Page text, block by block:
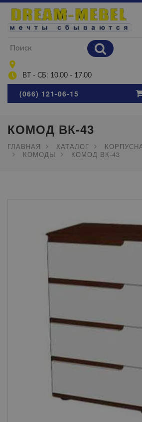
ВТ - СБ: 10.00 - 17.00
(066) 121-06-15
КОМОД ВК-43
ГЛАВНАЯ КАТАЛОГ
КОМОДЫ
КОМОД ВК-43